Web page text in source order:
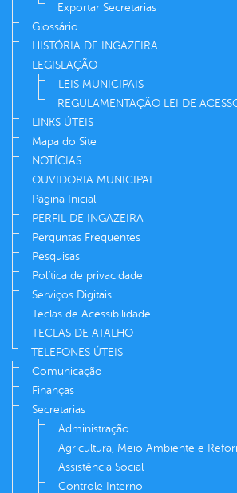
Exportar Secretarias
Glossário
HISTÓRIA DE INGAZEIRA
LEGISLAÇÃO
LEIS MUNICIPAIS
REGULAMENTAÇÃO LEI DE
LINKS ÚTEIS
Mapa do Site
NOTÍCIAS
OUVIDORIA MUNICIPAL
Página Inicial
PERFIL DE INGAZEIRA
Perguntas Frequentes
Pesquisas
Política de privacidade
Serviços Digitais
Teclas de Acessibilidade
TECLAS DE ATALHO
TELEFONES ÚTEIS
Comunicação
Finanças
Secretarias
Administração
Agricultura, Meio Ambiente e
Assistência Social
Controle Interno